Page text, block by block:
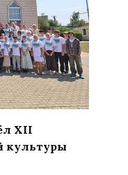
XII
культуры